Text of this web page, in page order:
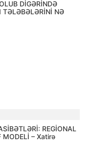
DİGƏRİNDƏ
TƏLƏBƏLƏRİNİ NƏ
REGİONAL
MODELİ – Xatirə